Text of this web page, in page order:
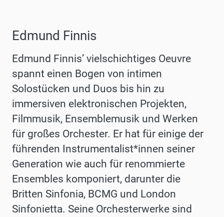
Edmund Finnis
Edmund Finnis’ vielschichtiges Oeuvre
spannt einen Bogen von intimen
Solostücken und Duos bis hin zu
immersiven elektronischen Projekten,
Filmmusik, Ensemblemusik und Werken
für großes Orchester. Er hat für einige der
führenden Instrumentalist*innen seiner
Generation wie auch für renommierte
Ensembles komponiert, darunter die
Britten Sinfonia, BCMG und London
Sinfonietta. Seine Orchesterwerke sind